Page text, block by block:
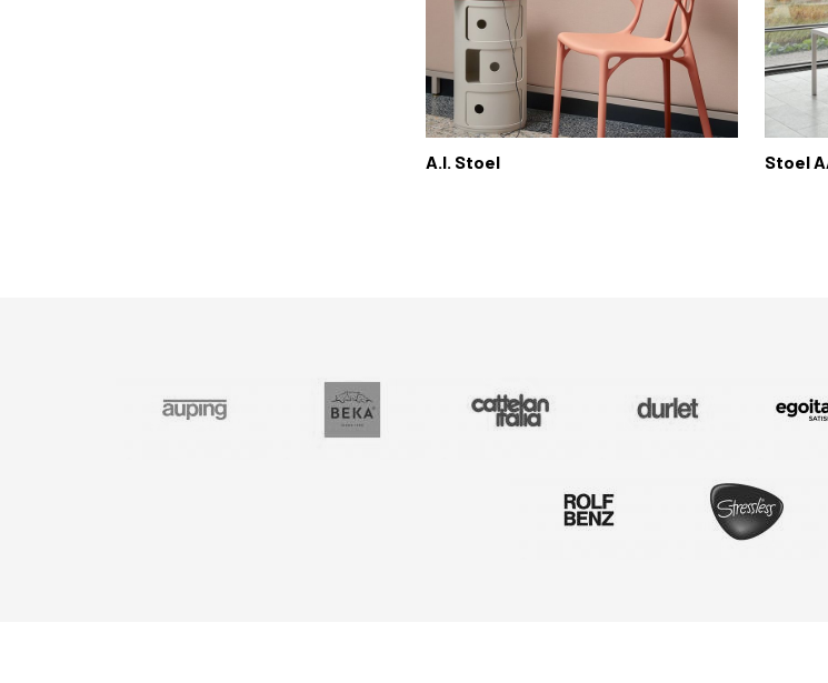
A.I. Stoel Stoel